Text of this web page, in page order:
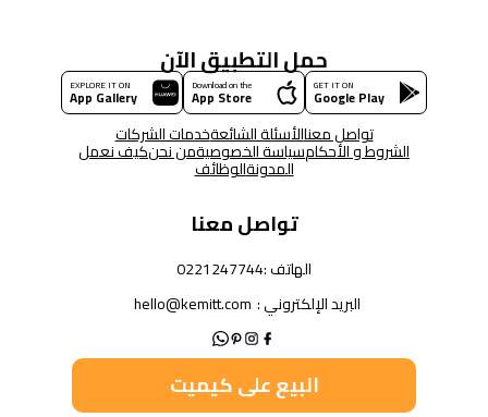
حمل التطبيق الآن
GET IT ON
Google Play
Download on the
App Store
EXPLORE IT ON
App Gallery
تواصل معناالأسئلة الشائعةخدمات الشركات
الشروط و الأحكامسياسة الخصوصيةمن نحنكيف نعمل
المدونةالوظائف
تواصل معنا
الهاتف :0221247744
البريد الإلكتروني : hello@kemitt.com
البيع على كيميت